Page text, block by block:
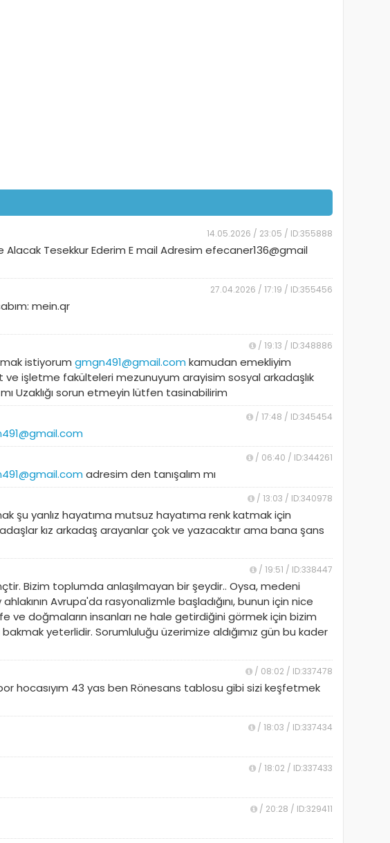
14.05.2026 / 23:05 / ID:355888
Tesekkur Ederim E mail Adresim efecaner136@gmail
27.04.2026 / 17:19 / ID:355456
mein.qr
/ 19:13 / ID:348886
istiyorumgmgn491@gmail.com kamudan emekliyim
ve işletme fakülteleri mezunuyum arayisim sosyal arkadaşlık
Uzaklığı sorun etmeyin lütfen tasinabilirim
/ 17:48 / ID:345454
/ 06:40 / ID:344261
adresim den tanışalım mı
/ 13:03 / ID:340978
şu yanlız hayatıma mutsuz hayatıma renk katmak için
kız arkadaş arayanlar çok ve yazacaktır ama bana şans
/ 19:51 / ID:338447
Bizim toplumda anlaşılmayan bir şeydir.. Oysa, medeni
Avrupa'da rasyonalizmle başladığını, bunun için nice
ve doğmaların insanları ne hale getirdiğini görmek için bizim
yeterlidir. Sorumluluğu üzerimize aldığımız gün bu kader
/ 08:02 / ID:337478
hocasıyım 43 yas ben Rönesans tablosu gibi sizi keşfetmek
/ 18:03 / ID:337434
/ 18:02 / ID:337433
/ 20:28 / ID:329411